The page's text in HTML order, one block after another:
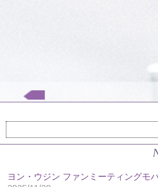
ヨン・ウジン ファンミーティングモ